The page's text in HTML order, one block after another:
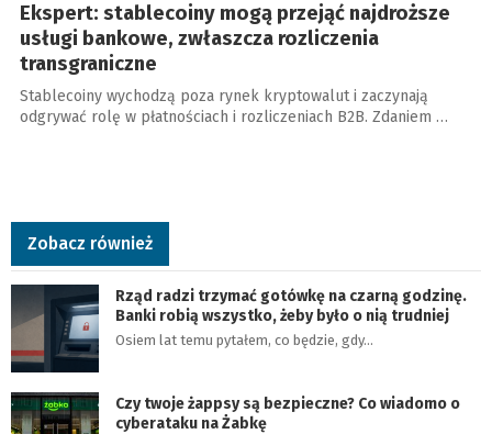
Ekspert: stablecoiny mogą przejąć najdroższe
usługi bankowe, zwłaszcza rozliczenia
transgraniczne
Stablecoiny wychodzą poza rynek kryptowalut i zaczynają
odgrywać rolę w płatnościach i rozliczeniach B2B. Zdaniem …
Zobacz również
Rząd radzi trzymać gotówkę na czarną godzinę.
Banki robią wszystko, żeby było o nią trudniej
Osiem lat temu pytałem, co będzie, gdy…
Czy twoje żappsy są bezpieczne? Co wiadomo o
cyberataku na Żabkę